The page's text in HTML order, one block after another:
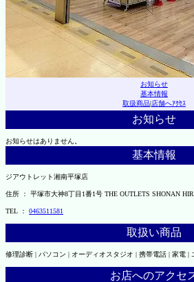
お知らせ
基本情報
取扱商品|店舗へｱｸｾｽ
お知らせ
お知らせはありません。
基本情報
ジアウトレット湘南平塚店
住所 ： 平塚市大神8丁目1番1号 THE OUTLETS SHONAN
TEL ： 0463511581
取扱い商品
修理診断 | パソコン | オーディオスタジオ | 携帯電話 | 家電 |
お店へのアクセ